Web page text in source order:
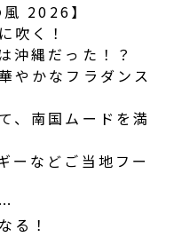
2026】
吹く！
沖縄だった！？
やかなフラダンス
、南国ムードを満
ーなどご当地フー
る！